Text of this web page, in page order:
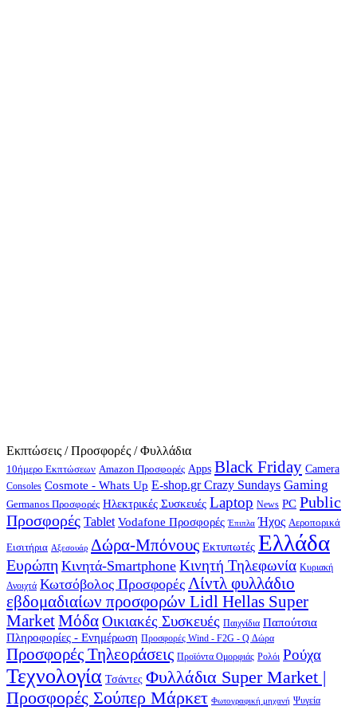
Εκπτώσεις / Προσφορές / Φυλλάδια
10ήμερο Εκπτώσεων Amazon Προσφορές Apps Black Friday Camera
Consoles Cosmote - Whats Up E-shop.gr Crazy Sundays Gaming
Germanos Προσφορές Hλεκτρικές Συσκευές Laptop News PC Public
Προσφορές Tablet Vodafone Προσφορές Έπιπλα Ήχος Αεροπορικά
Εισιτήρια Αξεσουάρ Δώρα-Μπόνους Εκτυπωτές Ελλάδα
Ευρώπη Κινητά-Smartphone Κινητή Τηλεφωνία Κυριακή
Ανοιχτά Κωτσόβολος Προσφορές Λίντλ φυλλάδιο
εβδομαδιαίων προσφορών Lidl Hellas Super
MarketΜόδαΟικιακές Συσκευές Παιχνίδια Παπούτσια
Πληροφορίες - Ενημέρωση Προσφορές Wind - F2G - Q Δώρα
Προσφορές Τηλεοράσεις Προϊόντα Ομορφιάς Ρολόι Ρούχα
Τεχνολογία Τσάντες Φυλλάδια Super Market |
Προσφορές Σούπερ Μάρκετ Φωτογραφική μηχανή Ψυγεία